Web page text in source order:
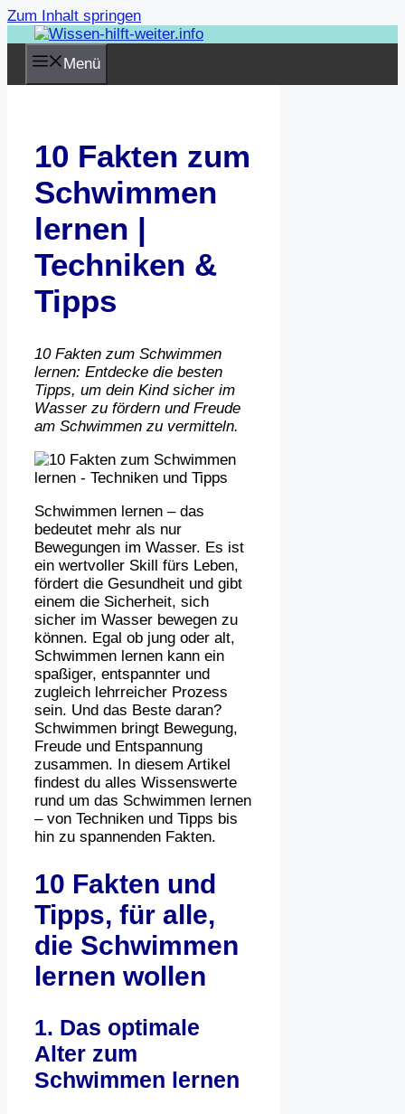
Zum Inhalt springen
Menü
10 Fakten zum
Schwimmen
lernen |
Techniken &
Tipps
10 Fakten zum Schwimmen
lernen: Entdecke die besten
Tipps, um dein Kind sicher im
Wasser zu fördern und Freude
am Schwimmen zu vermitteln.
Schwimmen lernen – das
bedeutet mehr als nur
Bewegungen im Wasser. Es ist
ein wertvoller Skill fürs Leben,
fördert die Gesundheit und gibt
einem die Sicherheit, sich
sicher im Wasser bewegen zu
können. Egal ob jung oder alt,
Schwimmen lernen kann ein
spaßiger, entspannter und
zugleich lehrreicher Prozess
sein. Und das Beste daran?
Schwimmen bringt Bewegung,
Freude und Entspannung
zusammen. In diesem Artikel
findest du alles Wissenswerte
rund um das Schwimmen lernen
– von Techniken und Tipps bis
hin zu spannenden Fakten.
10 Fakten und
Tipps, für alle,
die Schwimmen
lernen wollen
1. Das optimale
Alter zum
Schwimmen lernen